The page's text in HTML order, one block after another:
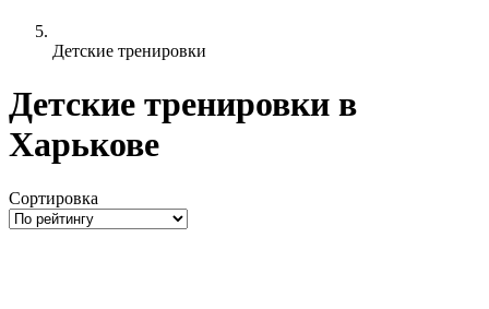
Детские тренировки
Детские тренировки в
Харькове
Сортировка